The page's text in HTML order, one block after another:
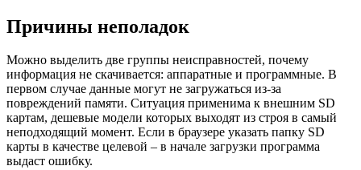
Причины неполадок
Можно выделить две группы неисправностей, почему
информация не скачивается: аппаратные и программные. В
первом случае данные могут не загружаться из-за
повреждений памяти. Ситуация применима к внешним SD
картам, дешевые модели которых выходят из строя в самый
неподходящий момент. Если в браузере указать папку SD
карты в качестве целевой – в начале загрузки программа
выдаст ошибку.